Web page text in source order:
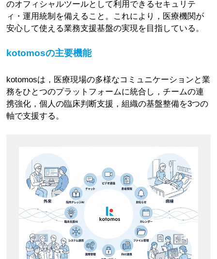
のオフィシャルツールとして利用できるセキュリテ
ィ・運用統制を備えること。これにより，医療機関が
安心して使える業務支援基盤の実現を目指している。
kotomosの主要機能
kotomosは，医療現場の多様なコミュニケーションと業
務をひとつのプラットフォームに統合し，チームの連
携強化，個人の臨床判断支援，組織の基盤整備を3つの
軸で支援する。